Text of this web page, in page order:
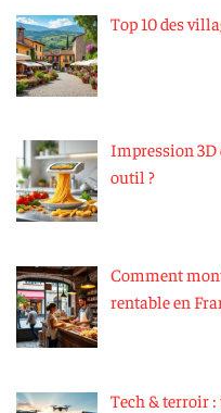
Top 10 des
Impression 3D
outil ?
Comment
rentable en
Tech & terroir